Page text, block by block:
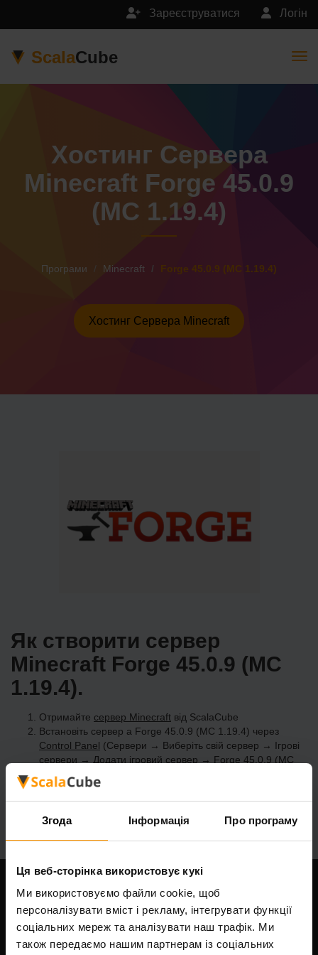
Згода Інформація Про програму
Ця веб-сторінка використовує кукі
Ми використовуємо файли cookie, щоб
персоналізувати вміст і рекламу, інтегрувати функції
соціальних мереж та аналізувати наш трафік. Ми
також передаємо нашим партнерам із соціальних
Логін
Зареєструватися
ScalaCube
Хостинг Сервера
Minecraft Forge 45.0.9
(MC 1.19.4)
Програми Minecraft Forge 45.0.9 (MC 1.19.4)
Хостинг Сервера Minecraft
Як створити сервер
Minecraft Forge 45.0.9 (MC
1.19.4).
Отримайте сервер Minecraft від ScalaCube
Встановіть сервер a Forge 45.0.9 (MC 1.19.4) через
Control Panel (Сервери → Виберіть свій сервер → Ігрові
сервери → Додати ігровий сервер → Forge 45.0.9 (MC
1.19.4))
Насолоджуйтесь грою на сервері!
Наша компанія